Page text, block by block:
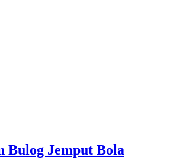
Bulog Jemput Bola